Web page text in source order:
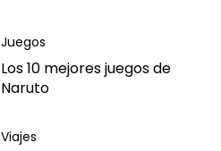
Juegos
Los 10 mejores juegos de
Naruto
Viajes